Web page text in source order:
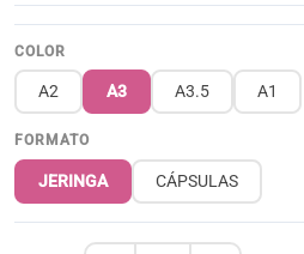
COLOR
A2 A3 A3.5 A1
FORMATO
JERINGA CÁPSULAS